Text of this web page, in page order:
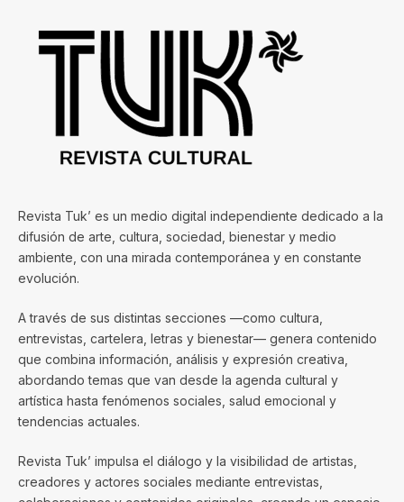
Revista Tuk’ es un medio digital independiente dedicado a la
difusión de arte, cultura, sociedad, bienestar y medio
ambiente, con una mirada contemporánea y en constante
evolución.
A través de sus distintas secciones —como cultura,
entrevistas, cartelera, letras y bienestar— genera contenido
que combina información, análisis y expresión creativa,
abordando temas que van desde la agenda cultural y
artística hasta fenómenos sociales, salud emocional y
tendencias actuales.
Revista Tuk’ impulsa el diálogo y la visibilidad de artistas,
creadores y actores sociales mediante entrevistas,